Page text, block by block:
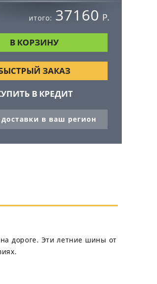
итого: 37160 Р.
ЗАКАЗ
В КРЕДИТ
доставки в ваш регион
дороге. Эти летние шины от